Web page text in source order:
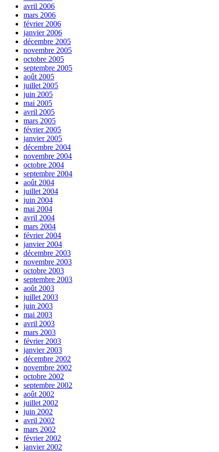
avril 2006
mars 2006
février 2006
janvier 2006
décembre 2005
novembre 2005
octobre 2005
septembre 2005
août 2005
juillet 2005
juin 2005
mai 2005
avril 2005
mars 2005
février 2005
janvier 2005
décembre 2004
novembre 2004
octobre 2004
septembre 2004
août 2004
juillet 2004
juin 2004
mai 2004
avril 2004
mars 2004
février 2004
janvier 2004
décembre 2003
novembre 2003
octobre 2003
septembre 2003
août 2003
juillet 2003
juin 2003
mai 2003
avril 2003
mars 2003
février 2003
janvier 2003
décembre 2002
novembre 2002
octobre 2002
septembre 2002
août 2002
juillet 2002
juin 2002
avril 2002
mars 2002
février 2002
janvier 2002